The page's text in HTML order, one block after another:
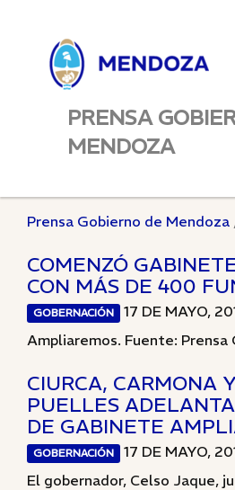
PRENSA
MENDOZA
Prensa Gobierno de Mendoza
COMENZÓ
CON MÁS DE 400
GOBERNACIÓN
17 DE MAYO,
Ampliaremos. Fuente: Prensa
CIURCA, CARMONA
PUELLES
DE GABINETE
GOBERNACIÓN
17 DE MAYO,
El gobernador, Celso Jaque,